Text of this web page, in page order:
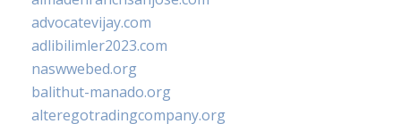
advocatevijay.com
adlibilimler2023.com
naswwebed.org
balithut-manado.org
alteregotradingcompany.org